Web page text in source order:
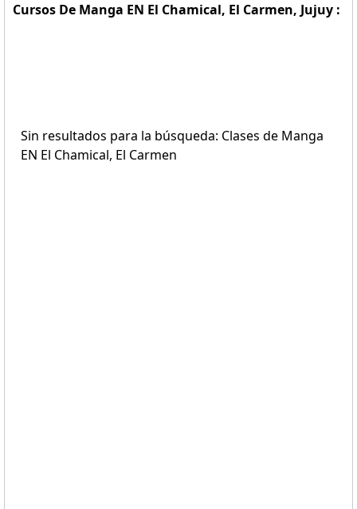
Cursos De Manga EN El Chamical, El Carmen, Jujuy :
Sin resultados para la búsqueda: Clases de Manga
EN El Chamical, El Carmen